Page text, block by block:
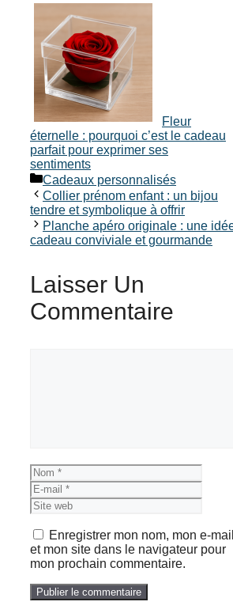
Fleur
éternelle : pourquoi c’est le cadeau
parfait pour exprimer ses
sentiments
Catégories
Cadeaux personnalisés
Collier prénom enfant : un bijou
tendre et symbolique à offrir
Planche apéro originale : une
cadeau conviviale et gourmande
Laisser Un
Commentaire
Nom
mail
web
Enregistrer mon nom, mon e-mail
et mon site dans le navigateur pour
mon prochain commentaire.